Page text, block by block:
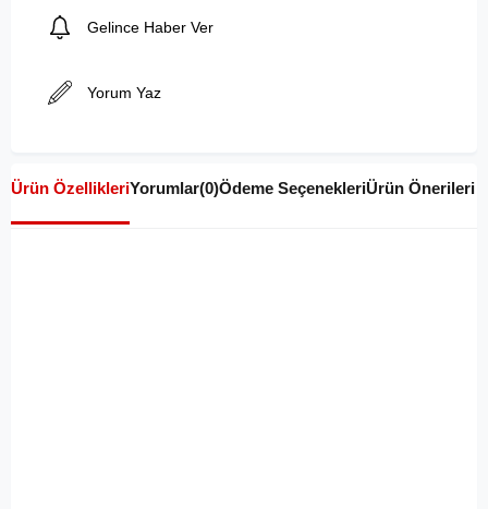
Gelince Haber Ver
Yorum Yaz
Ürün ÖzellikleriYorumlar(0)Ödeme SeçenekleriÜrün Önerileri